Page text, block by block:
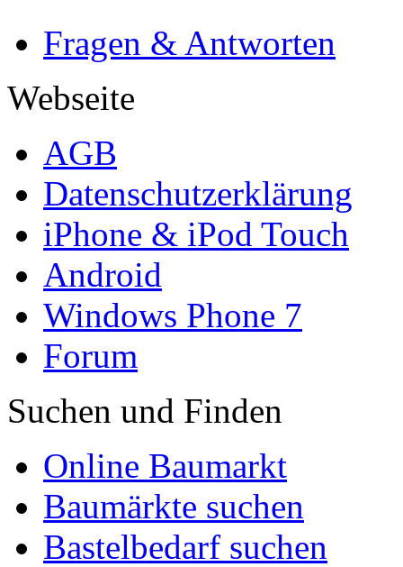
Fragen & Antworten
Webseite
AGB
Datenschutzerklärung
iPhone & iPod Touch
Android
Windows Phone 7
Forum
Suchen und Finden
Online Baumarkt
Baumärkte suchen
Bastelbedarf suchen